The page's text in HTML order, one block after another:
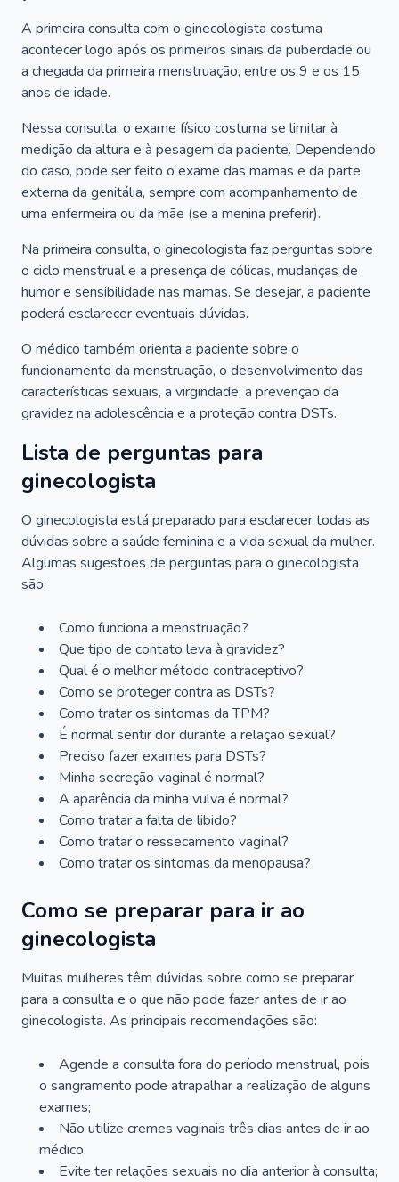
A primeira consulta com o ginecologista costuma
acontecer logo após os primeiros sinais da puberdade ou
a chegada da primeira menstruação, entre os 9 e os 15
anos de idade.
Nessa consulta, o exame físico costuma se limitar à
medição da altura e à pesagem da paciente. Dependendo
do caso, pode ser feito o exame das mamas e da parte
externa da genitália, sempre com acompanhamento de
uma enfermeira ou da mãe (se a menina preferir).
Na primeira consulta, o ginecologista faz perguntas sobre
o ciclo menstrual e a presença de cólicas, mudanças de
humor e sensibilidade nas mamas. Se desejar, a paciente
poderá esclarecer eventuais dúvidas.
O médico também orienta a paciente sobre o
funcionamento da menstruação, o desenvolvimento das
características sexuais, a virgindade, a prevenção da
gravidez na adolescência e a proteção contra DSTs.
Lista de perguntas para
ginecologista
O ginecologista está preparado para esclarecer todas as
dúvidas sobre a saúde feminina e a vida sexual da mulher.
Algumas sugestões de perguntas para o ginecologista
são:
Como funciona a menstruação?
Que tipo de contato leva à gravidez?
Qual é o melhor método contraceptivo?
Como se proteger contra as DSTs?
Como tratar os sintomas da TPM?
É normal sentir dor durante a relação sexual?
Preciso fazer exames para DSTs?
Minha secreção vaginal é normal?
A aparência da minha vulva é normal?
Como tratar a falta de libido?
Como tratar o ressecamento vaginal?
Como tratar os sintomas da menopausa?
Como se preparar para ir ao
ginecologista
Muitas mulheres têm dúvidas sobre como se preparar
para a consulta e o que não pode fazer antes de ir ao
ginecologista. As principais recomendações são:
Agende a consulta fora do período menstrual, pois
o sangramento pode atrapalhar a realização de alguns
exames;
Não utilize cremes vaginais três dias antes de ir ao
médico;
Evite ter relações sexuais no dia anterior à consulta;